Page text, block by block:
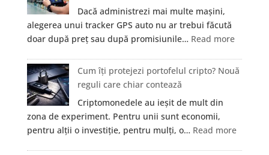
Prim
Ajutor
în
investigate
prin
RMN?
Dacă administrezi mai multe mașini,
alegerea unui tracker GPS auto nu ar trebui făcută
doar după preț sau după promisiunile… Read more:
alegi
potrivit
pentru
Cum îți protejezi portofelul cripto? Nouă
reguli care chiar contează
Criptomonedele au ieșit de mult din
zona de experiment. Pentru unii sunt economii,
pentru alții o investiție, pentru mulți, o… Read more: